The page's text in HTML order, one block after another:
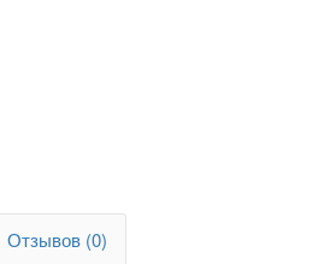
Отзывов (0)